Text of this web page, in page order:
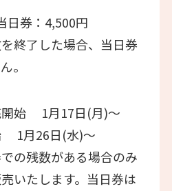
日券：4,500円
終了した場合、当日券
。
始 1月17日(月)～
1月26日(水)～
の残数がある場合のみ
いたします。当日券は